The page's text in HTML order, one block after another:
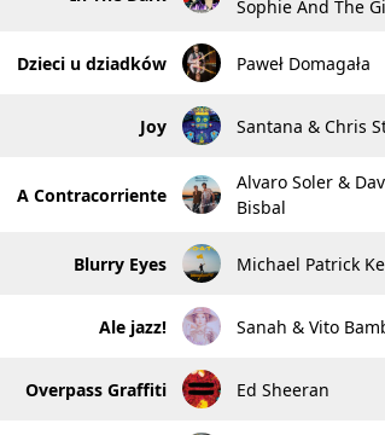
Sophie And The
Dzieci u dziadków Paweł Domagała
Joy Santana & Chris
A Contracorriente
Alvaro Soler &
Bisbal
Blurry Eyes Michael Patrick
Ale jazz! Sanah & Vito
Overpass Graffiti Ed Sheeran